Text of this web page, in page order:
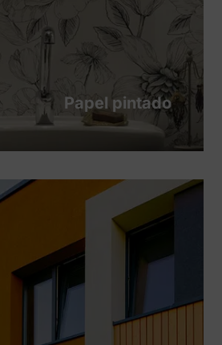
Papel pintado